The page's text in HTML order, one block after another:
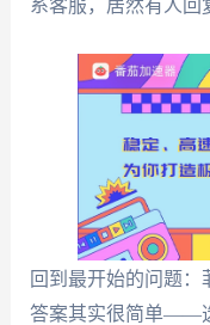
系客服，居然有人回
回到最开始的问题：
答案其实很简单——